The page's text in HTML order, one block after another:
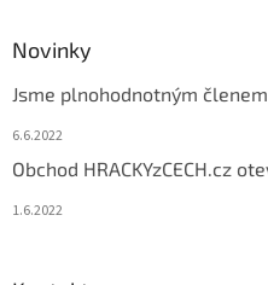
Novinky
Jsme plnohodnotným
6.6.2022
Obchod HRACKYzCECH.cz
1.6.2022